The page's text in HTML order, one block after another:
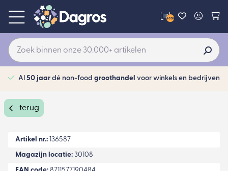
scan
Al 50 jaar dé non-food groothandel voor winkels en bedrijven
terug
Artikel nr.: 136587
Magazijn locatie: 30108